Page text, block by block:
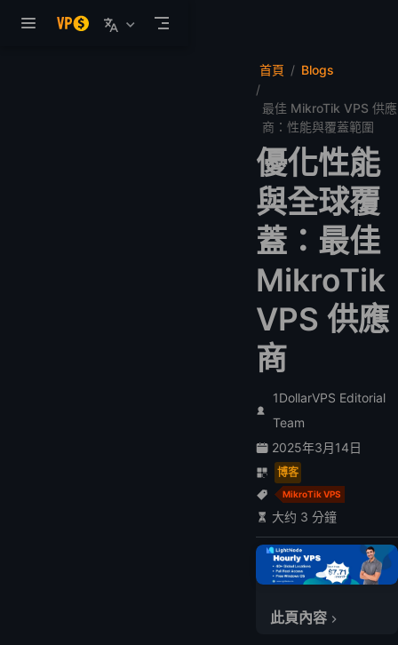
首頁 Blogs
最佳 MikroTik VPS 供應
商：性能與覆蓋範圍
優化性能
與全球覆
蓋：最佳
MikroTik
VPS 供應
商
1DollarVPS Editorial
Team
2025年3月14日
博客
MikroTik VPS
大约 3 分鐘
此頁內容